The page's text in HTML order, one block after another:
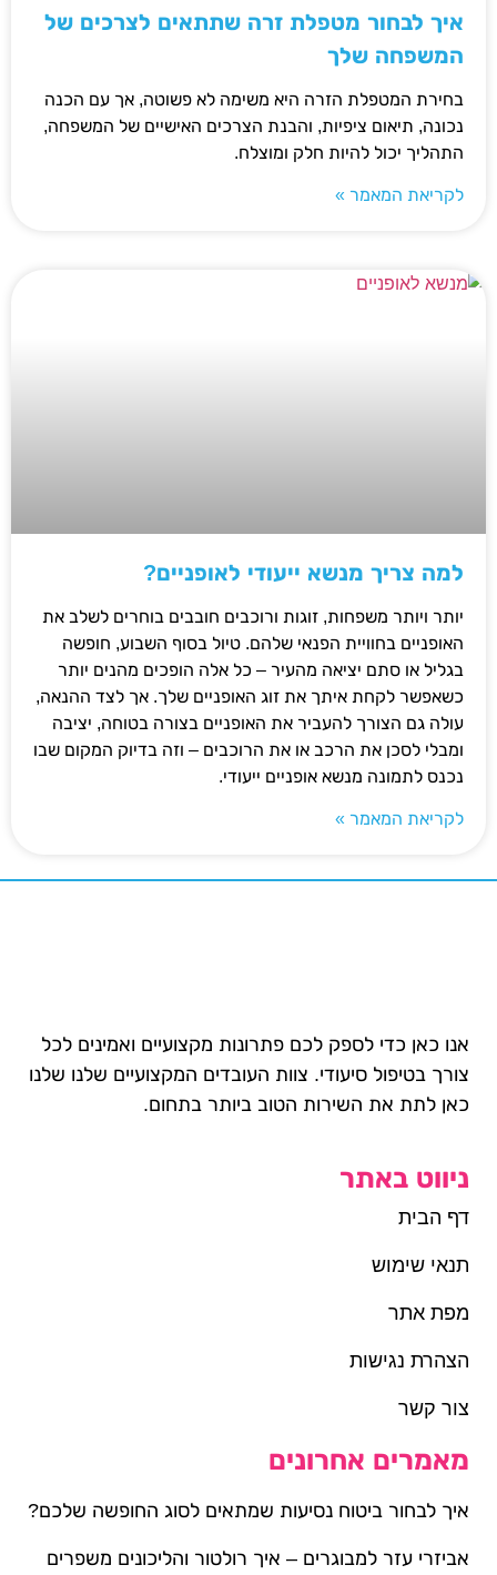
איך לבחור מטפלת זרה שתתאים לצרכים של
המשפחה שלך
בחירת המטפלת הזרה היא משימה לא פשוטה, אך עם הכנה
נכונה, תיאום ציפיות, והבנת הצרכים האישיים של המשפחה,
התהליך יכול להיות חלק ומוצלח.
לקריאת המאמר »
למה צריך מנשא ייעודי לאופניים?
יותר ויותר משפחות, זוגות ורוכבים חובבים בוחרים לשלב את
האופניים בחוויית הפנאי שלהם. טיול בסוף השבוע, חופשה
בגליל או סתם יציאה מהעיר – כל אלה הופכים מהנים יותר
כשאפשר לקחת איתך את זוג האופניים שלך. אך לצד ההנאה,
עולה גם הצורך להעביר את האופניים בצורה בטוחה, יציבה
ומבלי לסכן את הרכב או את הרוכבים – וזה בדיוק המקום שבו
נכנס לתמונה מנשא אופניים ייעודי.
לקריאת המאמר »
אנו כאן כדי לספק לכם פתרונות מקצועיים ואמינים לכל
צורך בטיפול סיעודי. צוות העובדים המקצועיים שלנו שלנו
כאן לתת את השירות הטוב ביותר בתחום.
ניווט באתר
דף הבית
תנאי שימוש
מפת אתר
הצהרת נגישות
צור קשר
מאמרים אחרונים
איך לבחור ביטוח נסיעות שמתאים לסוג החופשה שלכם?
אביזרי עזר למבוגרים – איך רולטור והליכונים משפרים